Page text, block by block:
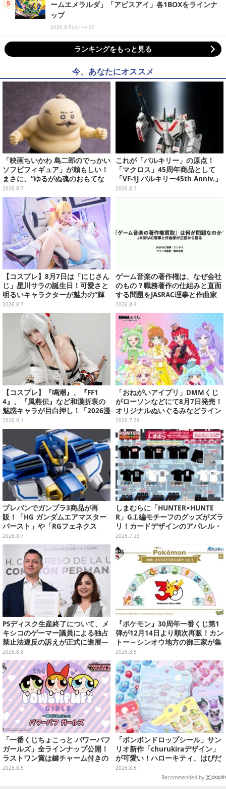
ームエメラルダ」「アビスアイ」各1BOXをラインナ
ップ
2026.8.5(水) 14:00
ランキングをもっと見る
今、あなたにオススメ
「映画ちいかわ 島二郎のでっかい
ソフビフィギュア」が頼もしい！
まさに、“ゆるがぬ魂のおもてな
し”
2026.8.7
これが「バルキリー」の原点！
「マクロス」45周年商品として
「VF-1J バルキリー45th Anniv.」
が予約開始
2026.8.3
【コスプレ】8月7日は「にじさん
じ」星川サラの誕生日！可愛さと
明るいキャラクターが魅力の“輝
く一番星”な美女レイヤーまとめ
【写真40枚】
2026.8.7
ゲーム音楽の著作権は、なぜ会社
のもの？職務著作の仕組みと直面
する問題をJASRAC理事と作曲家
が徹底解説【CEDEC 2026】
2026.8.4
【コスプレ】『鳴潮』、『FF1
4』、『風燕伝』など和漢折衷の
魅惑キャラが目白押し！「2026漫
画博覧会」美麗レイヤー13選【写
真39枚】
2026.8.1
「おねがいアイプリ」DMMくじ
がローソンなどにて8月7日発売！
オリジナルぬいぐるみなどライン
ナップ、各等賞にスペシャルアイ
プリカードが付属
2026.7.29
プレバンでガンプラ3商品が再
販！「HG ガンダムエアマスター
バースト」や「RGフェネクス
（ナラティブVer.）」も
2026.8.7
しまむらに「HUNTER×HUNTE
R」G.I.編モチーフのグッズがズラ
リ！カードデザインのアパレル・
雑貨、ゴレイヌの「オレが3人分
になる…」も
2026.7.29
PSディスク生産終了について、メ
キシコのゲーマー議員による独占
禁止法違反の訴えが正式に進展―
「テクノロジーは自由を拡大する
ために役立つべき」
2026.8.6
『ポケモン』30周年一番くじ第1
弾が12月14日より順次再販！カン
トー～シンオウ地方の御三家が集
まった時計、ぬいぐるみなど記念
グッズ盛りだくさん
2026.8.5
「一番くじちょこっと パワーパフ
ガールズ」全ラインナップ公開！
ラストワン賞は鍵チャーム付きの
シール帳スペシャルセットを用意
2026.8.5
「ボンボンドロップシール」サン
リオ新作「churukiraデザイン」
が可愛い！ハローキティ、はぴだ
んぶいなど全8種類が順次展開
2026.8.6
Recommended by